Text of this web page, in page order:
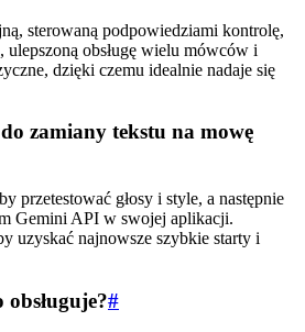
sterowaną podpowiedziami kontrolę,
ulepszoną obsługę wielu mówców i
dzięki czemu idealnie nadaje się
zamiany tekstu na mowę
przetestować głosy i style, a następnie
Gemini API w swojej aplikacji.
uzyskać najnowsze szybkie starty i
#